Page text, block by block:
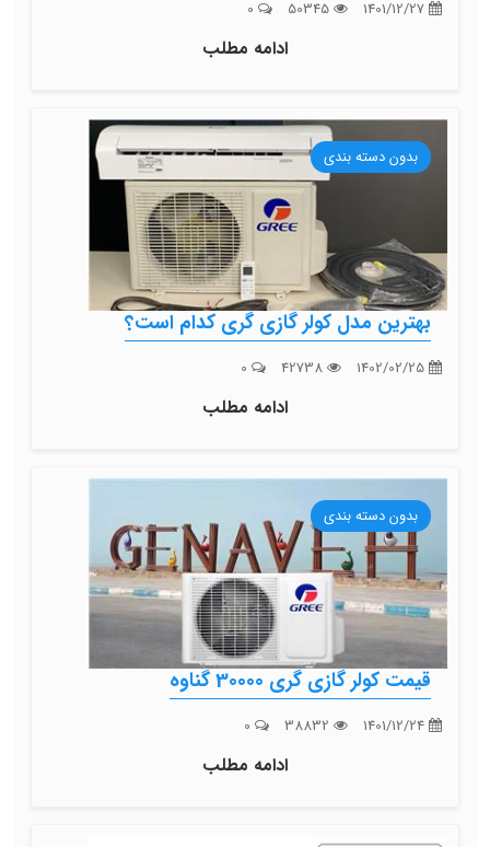
ادامه مطلب
بدون دسته بندی
بهترین مدل کولر گازی گری کدام است؟
ادامه مطلب
بدون دسته بندی
قیمت کولر گازی گری 30000 گناوه
ادامه مطلب